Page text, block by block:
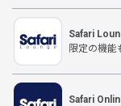
Safari
限定の機能
Safari